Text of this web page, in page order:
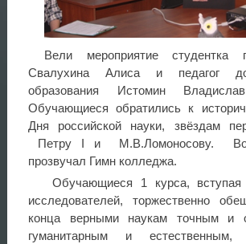
Вели мероприятие студентка
Свалухина Алиса и педагог
образования Истомин
Обучающиеся обратились к
Дня российской науки, звёздам
Петру I и М.В.Ломоносову. Во
прозвучал Гимн колледжа.
Обучающиеся 1 курса,
исследователей, торжественно
конца верными наукам точным и
гуманитарным и